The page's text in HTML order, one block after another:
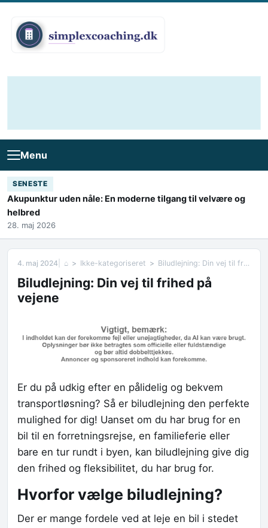
Menu
SENESTE
Akupunktur uden nåle: En moderne tilgang til velvære og
helbred
28. maj 2026
4. maj 2024 ⌂ Ikke-kategoriseret Biludlejning: Din vej til frihed på vejene
Biludlejning: Din vej til frihed på
vejene
Er du på udkig efter en pålidelig og bekvem
transportløsning? Så er biludlejning den perfekte
mulighed for dig! Uanset om du har brug for en
bil til en forretningsrejse, en familieferie eller
bare en tur rundt i byen, kan biludlejning give dig
den frihed og fleksibilitet, du har brug for.
Hvorfor vælge biludlejning?
Der er mange fordele ved at leje en bil i stedet